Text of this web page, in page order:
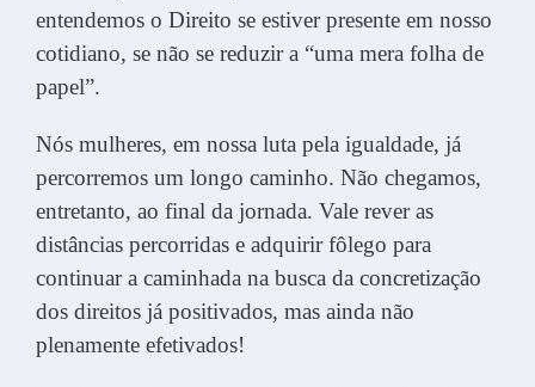
entendemos o Direito se estiver presente em nosso
cotidiano, se não se reduzir a “uma mera folha de
papel”.
Nós mulheres, em nossa luta pela igualdade, já
percorremos um longo caminho. Não chegamos,
entretanto, ao final da jornada. Vale rever as
distâncias percorridas e adquirir fôlego para
continuar a caminhada na busca da concretização
dos direitos já positivados, mas ainda não
plenamente efetivados!